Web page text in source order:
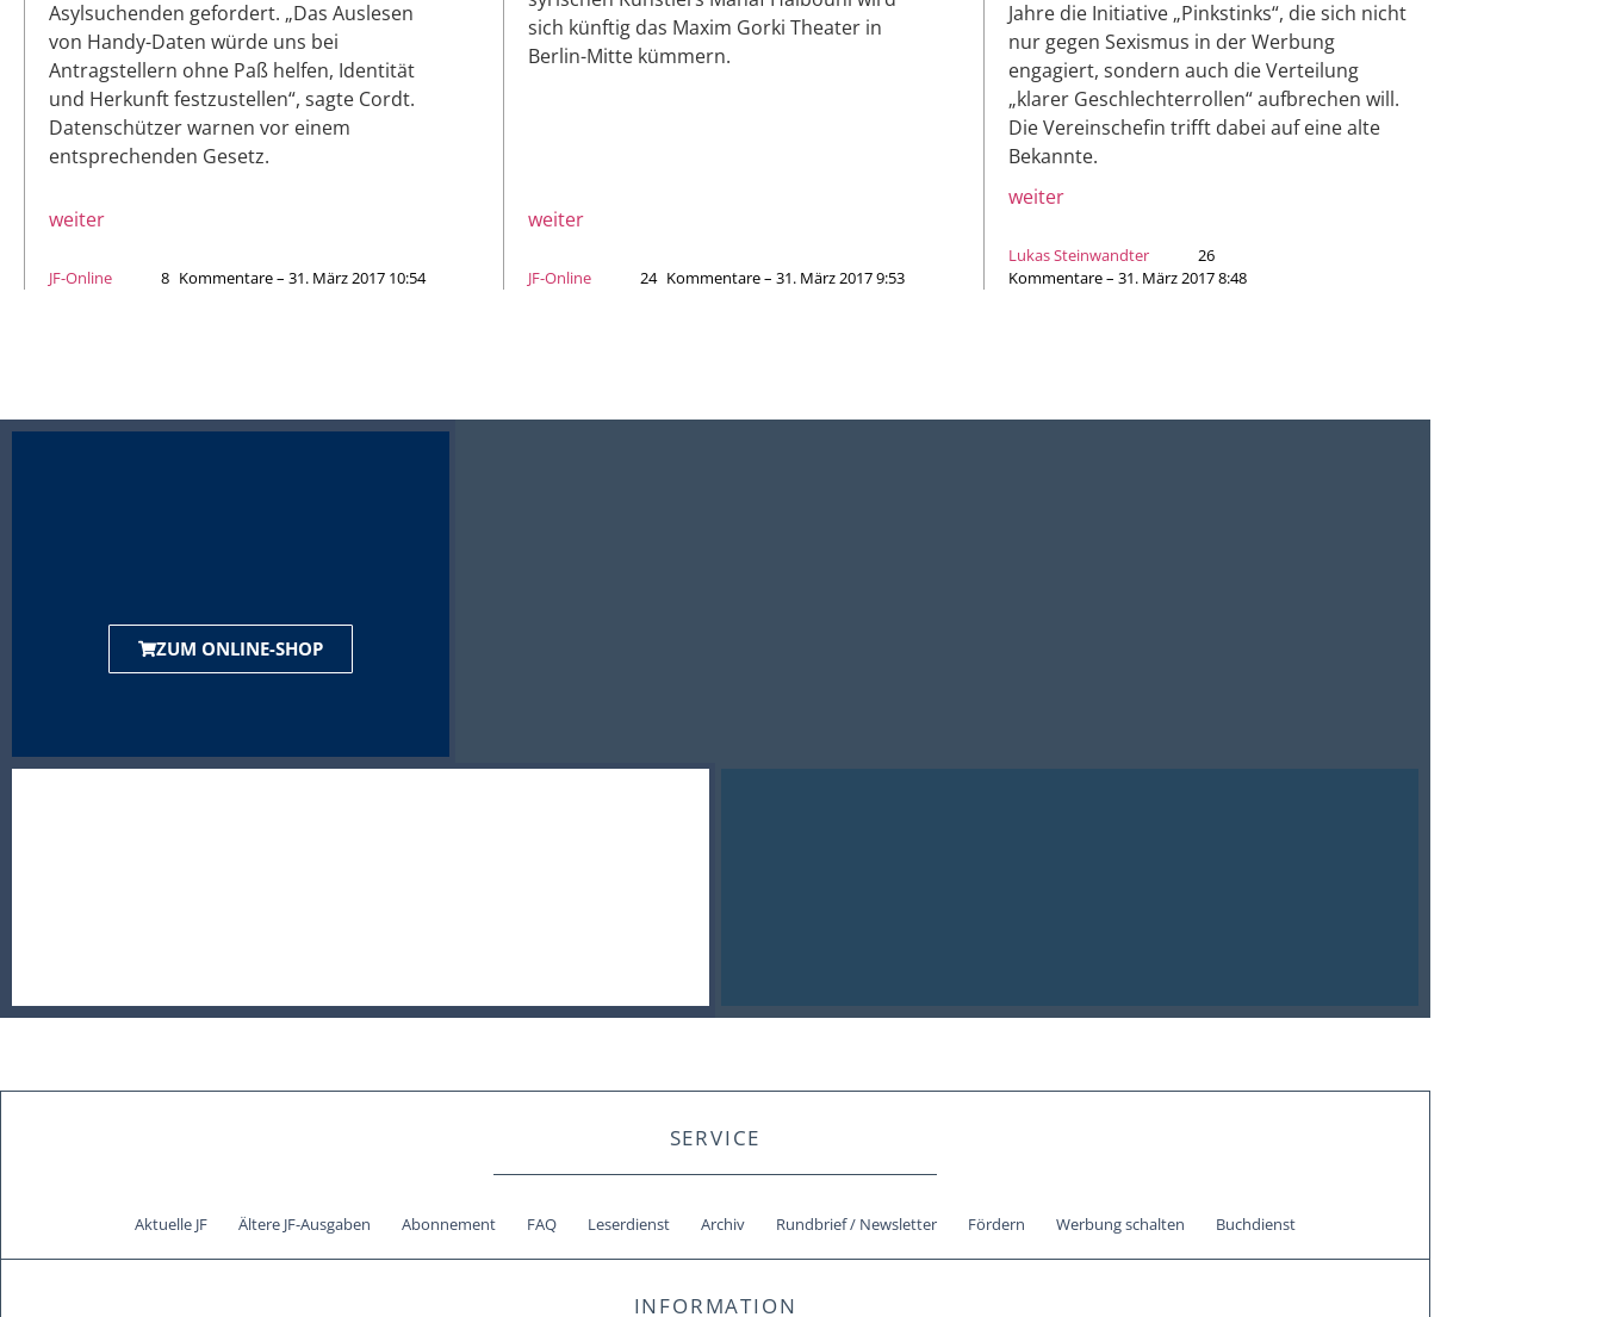
Asylsuchenden gefordert. „Das Auslesen
von Handy-Daten würde uns bei
Antragstellern ohne Paß helfen, Identität
und Herkunft festzustellen“, sagte Cordt.
Datenschützer warnen vor einem
entsprechenden Gesetz.
weiter
JF-Online 8 Kommentare – 31. März 2017 10:54
sich künftig das Maxim Gorki Theater in
Berlin-Mitte kümmern.
weiter
JF-Online 24 Kommentare – 31. März 2017 9:53
Jahre die Initiative „Pinkstinks“, die sich nicht
nur gegen Sexismus in der Werbung
engagiert, sondern auch die Verteilung
„klarer Geschlechterrollen“ aufbrechen will.
Die Vereinschefin trifft dabei auf eine alte
Bekannte.
weiter
Lukas Steinwandter
26
Kommentare – 31. März 2017 8:48
ZUM ONLINE-SHOP
SERVICE
Aktuelle JF Ältere JF-Ausgaben Abonnement FAQ Leserdienst Archiv Rundbrief / Newsletter Fördern Werbung schalten Buchdienst
INFORMATION